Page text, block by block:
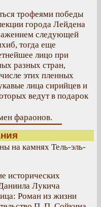
трофеями победы
города Лейдена
следующей
тогда еще
лицо при
разных стран,
этих пленных
лица сирийцев и
ведут в подарок
фараонов.
на камнях Тель-эль-
исторических
Лукича
Роман из жизни